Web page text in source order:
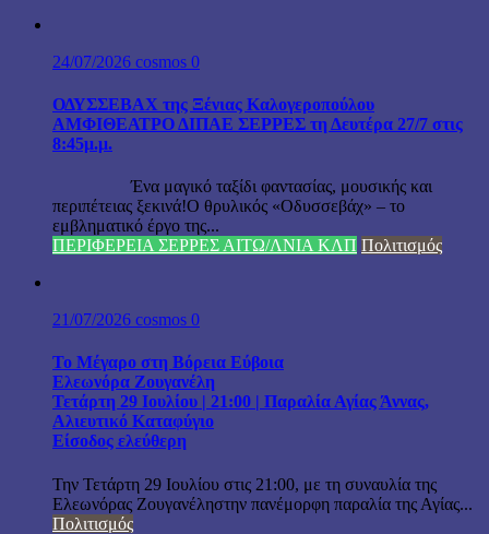
24/07/2026 cosmos 0
ΟΔΥΣΣΕΒΑΧ της Ξένιας Καλογεροπούλου
ΑΜΦΙΘΕΑΤΡΟ ΔΙΠΑΕ ΣΕΡΡΕΣ τη Δευτέρα 27/7 στις
8:45μ.μ.
Ένα μαγικό ταξίδι φαντασίας, μουσικής και
περιπέτειας ξεκινά!Ο θρυλικός «Οδυσσεβάχ» – το
εμβληματικό έργο της...
ΠΕΡΙΦΕΡΕΙΑ ΣΕΡΡΕΣ ΑΙΤΩ/ΛΝΙΑ ΚΛΠ Πολιτισμός
21/07/2026 cosmos 0
Το Μέγαρο στη Βόρεια Εύβοια
Ελεωνόρα Ζουγανέλη
Τετάρτη 29 Ιουλίου | 21:00 | Παραλία Αγίας Άννας,
Αλιευτικό Καταφύγιο
Είσοδος ελεύθερη
Την Τετάρτη 29 Ιουλίου στις 21:00, με τη συναυλία της
Ελεωνόρας Ζουγανέληστην πανέμορφη παραλία της Αγίας...
Πολιτισμός